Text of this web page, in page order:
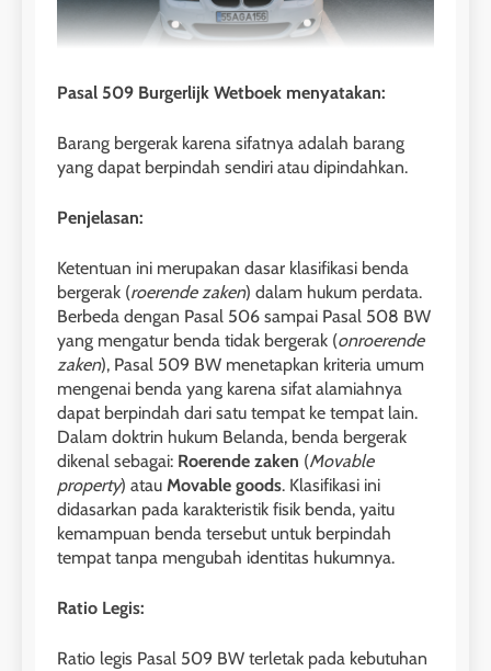
Pasal 509 Burgerlijk Wetboek menyatakan:
Barang bergerak karena sifatnya adalah barang
yang dapat berpindah sendiri atau dipindahkan.
Penjelasan:
Ketentuan ini merupakan dasar klasifikasi benda
bergerak (roerende zaken) dalam hukum perdata.
Berbeda dengan Pasal 506 sampai Pasal 508 BW
yang mengatur benda tidak bergerak (onroerende
zaken), Pasal 509 BW menetapkan kriteria umum
mengenai benda yang karena sifat alamiahnya
dapat berpindah dari satu tempat ke tempat lain.
Dalam doktrin hukum Belanda, benda bergerak
dikenal sebagai: Roerende zaken (Movable
property) atau Movable goods. Klasifikasi ini
didasarkan pada karakteristik fisik benda, yaitu
kemampuan benda tersebut untuk berpindah
tempat tanpa mengubah identitas hukumnya.
Ratio Legis:
Ratio legis Pasal 509 BW terletak pada kebutuhan